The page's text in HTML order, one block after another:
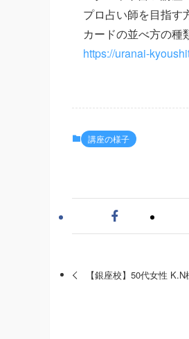
プロ占い師を目指す
カードの並べ方の種
https://uranai-
講座の様子
【銀座校】50代女性